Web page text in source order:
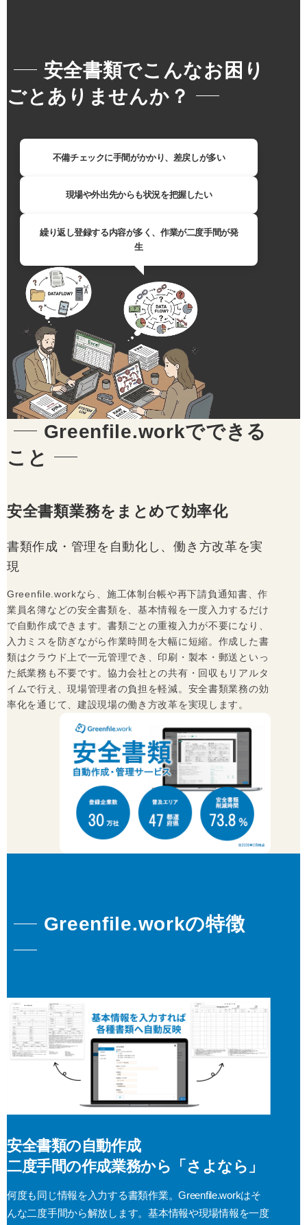
安全書類でこんなお困り
ごとありませんか？
不備チェックに手間がかかり、差戻しが多い
現場や外出先からも状況を把握したい
繰り返し登録する内容が多く、作業が二度手間が発
生
Greenfile.workでできる
こと
安全書類業務をまとめて効率化
書類作成・管理を自動化し、働き方改革を実
現
Greenfile.workなら、施工体制台帳や再下請負通知書、作
業員名簿などの安全書類を、基本情報を一度入力するだけ
で自動作成できます。書類ごとの重複入力が不要になり、
入力ミスを防ぎながら作業時間を大幅に短縮。作成した書
類はクラウド上で一元管理でき、印刷・製本・郵送といっ
た紙業務も不要です。協力会社との共有・回収もリアルタ
イムで行え、現場管理者の負担を軽減。安全書類業務の効
率化を通じて、建設現場の働き方改革を実現します。
Greenfile.workの特徴
安全書類の自動作成
二度手間の作成業務から「さよなら」
何度も同じ情報を入力する書類作業。Greenfile.workはそ
んな二度手間から解放します。基本情報や現場情報を一度